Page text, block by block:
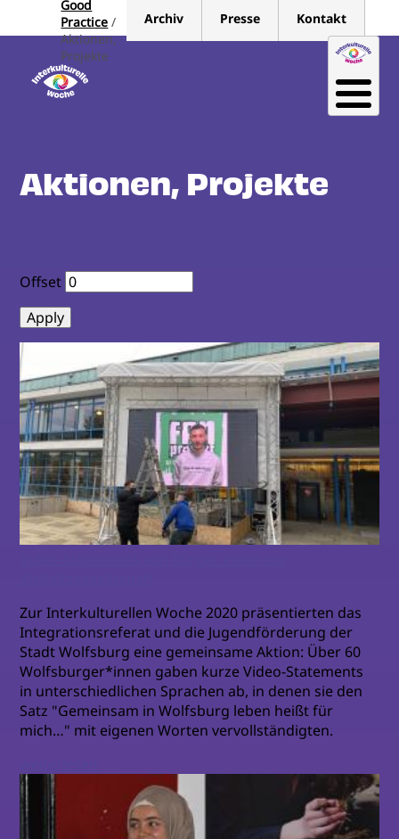
Good
Practice
Aktionen,
Projekte
Archiv Presse Kontakt
Aktionen, Projekte
Offset
Zur Interkulturellen Woche 2020 präsentierten das
Integrationsreferat und die Jugendförderung der
Stadt Wolfsburg eine gemeinsame Aktion: Über 60
Wolfsburger*innen gaben kurze Video-Statements
in unterschiedlichen Sprachen ab, in denen sie den
Satz "Gemeinsam in Wolfsburg leben heißt für
mich…" mit eigenen Worten vervollständigten.